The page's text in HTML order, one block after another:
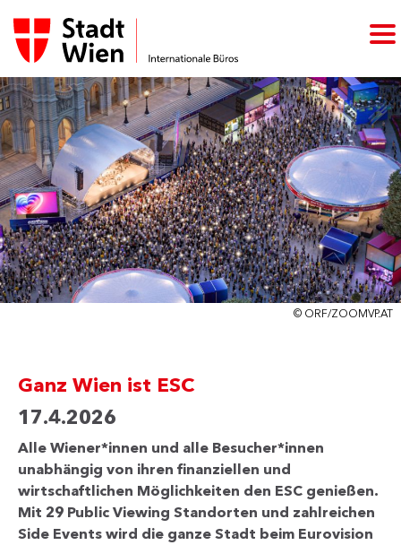
© ORF/ZOOMVP.AT
Ganz Wien ist ESC
17.4.2026
Alle Wiener*innen und alle Besucher*innen
unabhängig von ihren finanziellen und
wirtschaftlichen Möglichkeiten den ESC genießen.
Mit 29 Public Viewing Standorten und zahlreichen
Side Events wird die ganze Stadt beim Eurovision